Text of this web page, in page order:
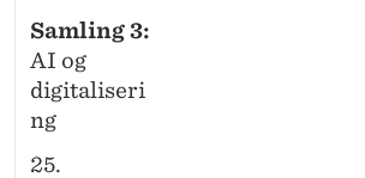
Samling 3:
AI og
digitaliseri
ng
25.